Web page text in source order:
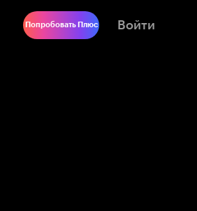
Попробовать Плюс Войти